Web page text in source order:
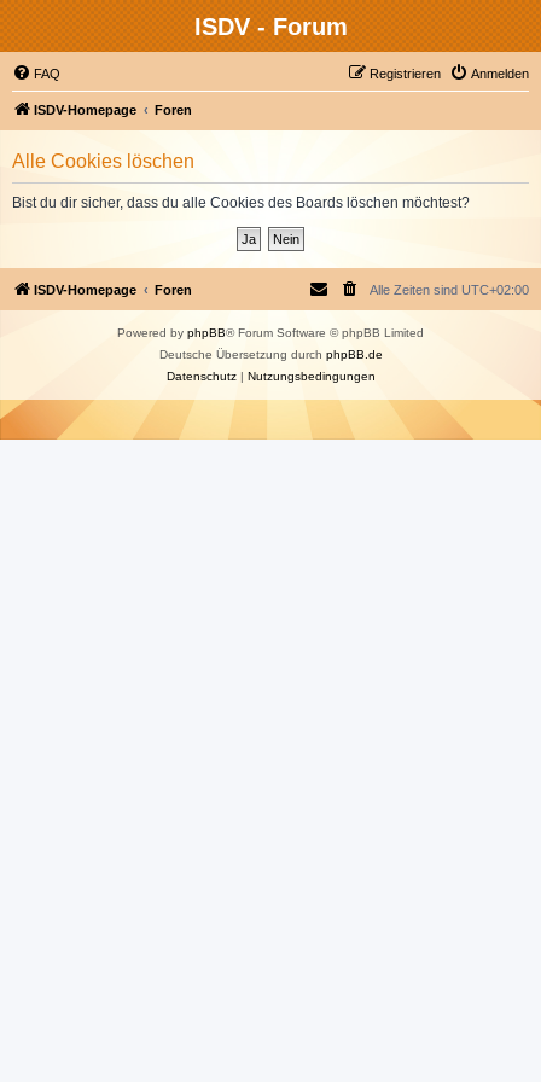
ISDV - Forum
FAQ Anmelden
Registrieren
ISDV-Homepage Foren
Alle Cookies löschen
Bist du dir sicher, dass du alle Cookies des Boards löschen möchtest?
ISDV-Homepage Foren Alle Zeiten sind UTC+02:00
Powered by phpBB® Forum Software © phpBB Limited
Deutsche Übersetzung durch phpBB.de
Datenschutz| Nutzungsbedingungen